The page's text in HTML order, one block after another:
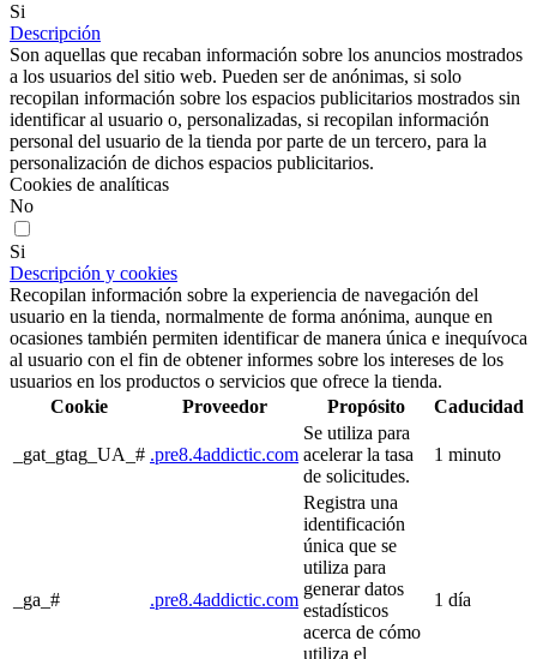
Si
Descripción
Son aquellas que recaban información sobre los anuncios mostrados
a los usuarios del sitio web. Pueden ser de anónimas, si solo
recopilan información sobre los espacios publicitarios mostrados sin
identificar al usuario o, personalizadas, si recopilan información
personal del usuario de la tienda por parte de un tercero, para la
personalización de dichos espacios publicitarios.
Cookies de analíticas
No
Si
Descripción y cookies
Recopilan información sobre la experiencia de navegación del
usuario en la tienda, normalmente de forma anónima, aunque en
ocasiones también permiten identificar de manera única e inequívoca
al usuario con el fin de obtener informes sobre los intereses de los
usuarios en los productos o servicios que ofrece la tienda.
Cookie
Proveedor Propósito Caducidad
_gat_gtag_UA_# .pre8.4addictic.com
Se utiliza para
acelerar la tasa
de solicitudes.
1 minuto
_ga_# .pre8.4addictic.com
Registra una
identificación
única que se
utiliza para
generar datos
estadísticos
acerca de cómo
utiliza el
1 día